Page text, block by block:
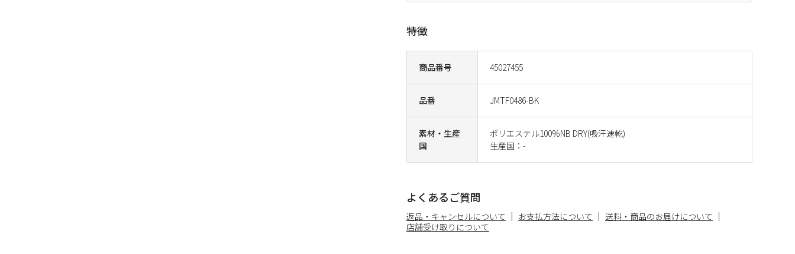
商品番号 45027455
品番 JMTF0486-BK
素材・生産
国
ポリエステル100%NB DRY(吸汗速乾)
生産国：-
特徴
よくあるご質問
返品・キャンセルについて お支払方法について
送料・商品のお届けについて
店舗受け取りについて